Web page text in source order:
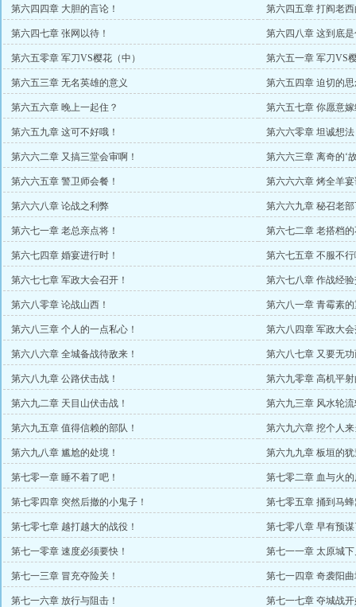
第六四四章 大胆的言论！ 第六四五章 打阎老
第六四七章 张网以待！ 第六四八章 这到底
第六五零章 军刀VS樱花（中） 第六五一章 军刀VS
第六五三章 无名英雄的意义 第六五四章 迫切的
第六五六章 晚上一起住？ 第六五七章 你愿意
第六五九章 这可不好哦！ 第六六零章 坦诚想法
第六六二章 又搞三堂会审啊！ 第六六三章 离奇的‘
第六六五章 警卫师会餐！ 第六六六章 烤全羊
第六六八章 论战之利弊 第六六九章 秘召老
第六七一章 老总亲点将！ 第六七二章 老搭档
第六七四章 婚宴进行时！ 第六七五章 不服不
第六七七章 军政大会召开！ 第六七八章 作战经
第六八零章 论战山西！ 第六八一章 青霉素
第六八三章 个人的一点私心！ 第六八四章 军政大
第六八六章 全城备战待敌来！ 第六八七章 又要无
第六八九章 公路伏击战！ 第六九零章 高机平
第六九二章 天目山伏击战！ 第六九三章 风水轮
第六九五章 值得信赖的部队！ 第六九六章 挖个人
第六九八章 尴尬的处境！ 第六九九章 板垣的
第七零一章 睡不着了吧！ 第七零二章 血与火
第七零四章 突然后撤的小鬼子！ 第七零五章 捅到马
第七零七章 越打越大的战役！ 第七零八章 早有预
第七一零章 速度必须要快！ 第七一一章 太原城
第七一三章 冒充夺险关！ 第七一四章 奇袭阳
第七一六章 放行与阻击！ 第七一七章 夺城战